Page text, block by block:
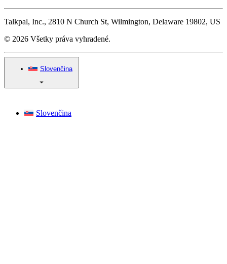
Talkpal, Inc., 2810 N Church St, Wilmington, Delaware 19802, US
© 2026 Všetky práva vyhradené.
Slovenčina
Slovenčina